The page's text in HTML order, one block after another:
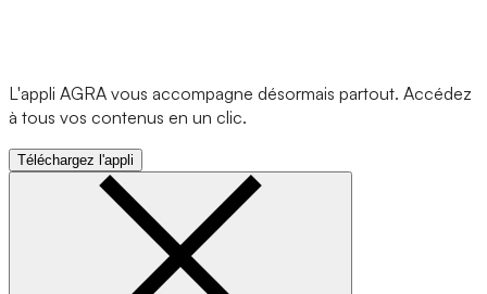
L'appli AGRA vous accompagne désormais partout. Accédez
à tous vos contenus en un clic.
Téléchargez l'appli